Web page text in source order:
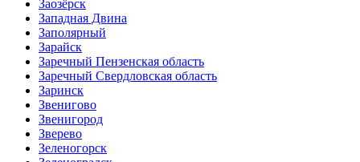
Заозёрск
Западная Двина
Заполярный
Зарайск
Заречный Пензенская область
Заречный Свердловская область
Заринск
Звенигово
Звенигород
Зверево
Зеленогорск